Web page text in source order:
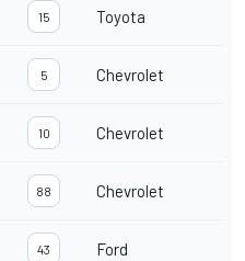
15 Toyota
5 Chevrolet
10 Chevrolet
88 Chevrolet
43 Ford